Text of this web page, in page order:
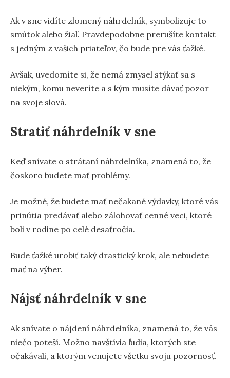
Ak v sne vidíte zlomený náhrdelník, symbolizuje to
smútok alebo žiaľ. Pravdepodobne prerušíte kontakt
s jedným z vašich priateľov, čo bude pre vás ťažké.
Avšak, uvedomíte si, že nemá zmysel stýkať sa s
niekým, komu neveríte a s kým musíte dávať pozor
na svoje slová.
Stratiť náhrdelník v sne
Keď snívate o strátaní náhrdelníka, znamená to, že
čoskoro budete mať problémy.
Je možné, že budete mať nečakané výdavky, ktoré vás
prinútia predávať alebo zálohovať cenné veci, ktoré
boli v rodine po celé desaťročia.
Bude ťažké urobiť taký drastický krok, ale nebudete
mať na výber.
Nájsť náhrdelník v sne
Ak snívate o nájdení náhrdelníka, znamená to, že vás
niečo poteší. Možno navštívia ľudia, ktorých ste
očakávali, a ktorým venujete všetku svoju pozornosť.